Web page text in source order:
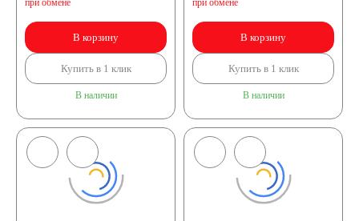
при обмене
В корзину
Купить в 1 клик
В наличии
при обмене
В корзину
Купить в 1 клик
В наличии